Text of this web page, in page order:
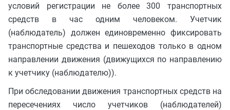
условий регистрации не более 300 транспортных
средств в час одним человеком. Учетчик
(наблюдатель) должен единовременно фиксировать
транспортные средства и пешеходов только в одном
направлении движения (движущихся по направлению
к учетчику (наблюдателю)).
При обследовании движения транспортных средств на
пересечениях число учетчиков (наблюдателей)